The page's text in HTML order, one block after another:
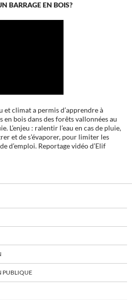
BARRAGE EN BOIS?
climat a permis d’apprendre à
bois dans des forêts vallonnées au
L’enjeu : ralentir l’eau en cas de pluie,
et de s’évaporer, pour limiter les
d’emploi. Reportage vidéo d’Elif
PUBLIQUE